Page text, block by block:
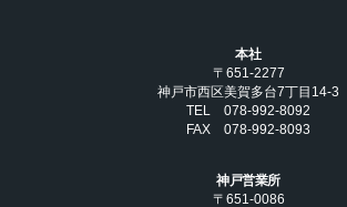
本社
〒651-2277
神戸市西区美賀多台7丁目14-3
TEL 078-992-8092
FAX 078-992-8093
神戸営業所
〒651-0086